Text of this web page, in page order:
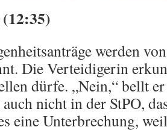
werden
Die Verteidigerin
dürfe. „Nein,“ bellt
auch nicht in der StPO,
eine Unterbrechung,